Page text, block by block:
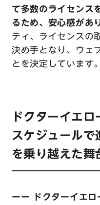
て多数のライセンス
るため、安心感があ
ティ、ライセンスの
決め手となり、ウェ
とを決定しています。
ドクターイエ
スケジュールで
を乗り越えた舞
ーー ドクターイエ